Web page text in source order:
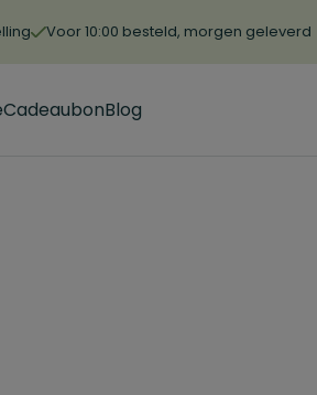
Voor 10:00 besteld, morgen geleverd
CadeaubonBlog